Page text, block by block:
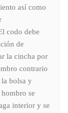
así como
codo debe
de
la cincha por
contrario
bolsa y
se
interior y se